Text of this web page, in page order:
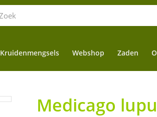
Kruidenmengsels Webshop Zaden
Medicago